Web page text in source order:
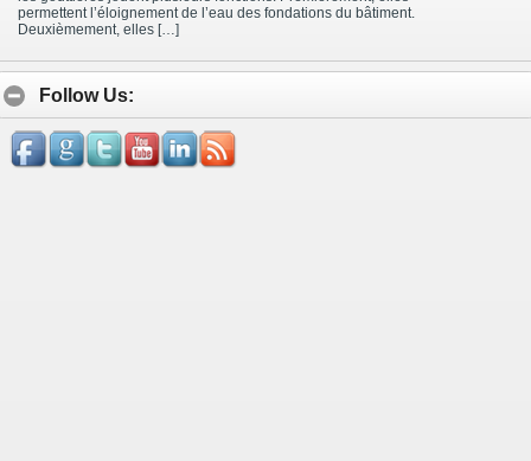
permettent l’éloignement de l’eau des fondations du bâtiment.
Deuxièmement, elles […]
Follow Us: